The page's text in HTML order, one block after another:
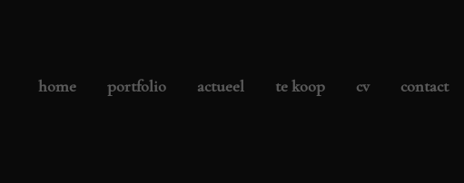
home
portfolio actueel te koop cv contact